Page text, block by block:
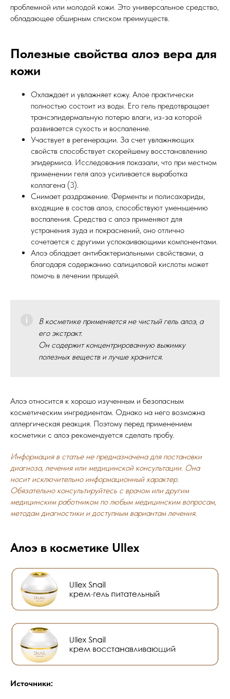
проблемной или молодой кожи. Это универсальное средство,
обладающее обширным списком преимуществ.
Полезные свойства алоэ вера для
кожи
Охлаждает и увлажняет кожу. Алое практически
полностью состоит из воды. Его гель предотвращает
трансэпидермальную потерю влаги, из-за которой
развивается сухость и воспаление.
Участвует в регенерации. За счет увлажняющих
свойств способствует скорейшему восстановлению
эпидермиса. Исследования показали, что при местном
применении геля алоэ усиливается выработка
коллагена (3).
Снимает раздражение. Ферменты и полисахариды,
входящие в состав алоэ, способствуют уменьшению
воспаления. Средства с алоэ применяют для
устранения зуда и покраснений, оно отлично
сочетается с другими успокаивающими компонентами.
Алоэ обладает антибактериальными свойствами, а
благодаря содержанию салициловой кислоты может
помочь в лечении прыщей.
В косметике применяется не чистый гель алоэ, а
его экстракт.
Он содержит концентрированную выжимку
полезных веществ и лучше хранится.
Алоэ относится к хорошо изученным и безопасным
косметическим ингредиентам. Однако на него возможна
аллергическая реакция. Поэтому перед применением
косметики с алоэ рекомендуется сделать пробу.
Информация в статье не предназначена для постановки
диагноза, лечения или медицинской консультации. Она
носит исключительно информационный характер.
Обязательно консультируйтесь с врачом или другим
медицинским работником по любым медицинским вопросам,
методам диагностики и доступным вариантам лечения.
Алоэ в косметике Ullex
Источники: